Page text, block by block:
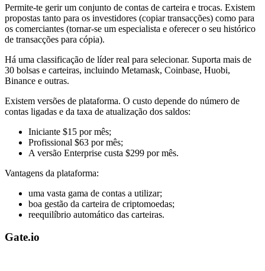
Permite-te gerir um conjunto de contas de carteira e trocas. Existem
propostas tanto para os investidores (copiar transacções) como para
os comerciantes (tornar-se um especialista e oferecer o seu histórico
de transacções para cópia).
Há uma classificação de líder real para selecionar. Suporta mais de
30 bolsas e carteiras, incluindo Metamask, Coinbase, Huobi,
Binance e outras.
Existem versões de plataforma. O custo depende do número de
contas ligadas e da taxa de atualização dos saldos:
Iniciante $15 por mês;
Profissional $63 por mês;
A versão Enterprise custa $299 por mês.
Vantagens da plataforma:
uma vasta gama de contas a utilizar;
boa gestão da carteira de criptomoedas;
reequilíbrio automático das carteiras.
Gate.io